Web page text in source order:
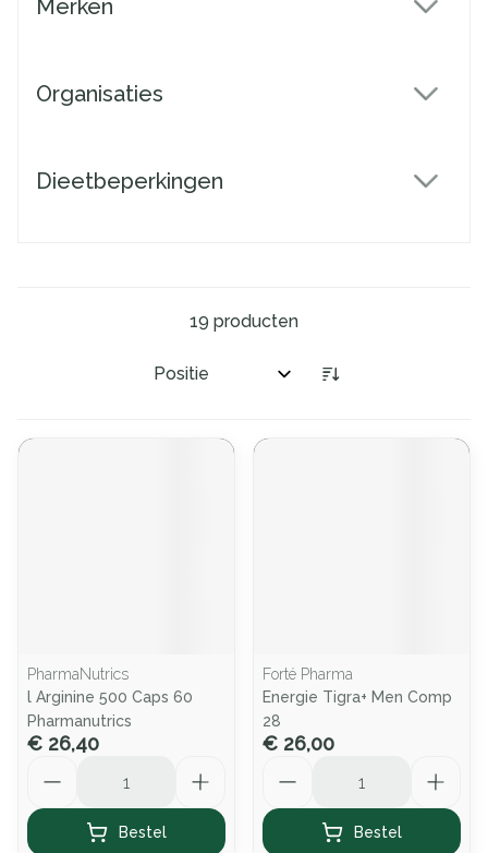
Merken
Organisaties
Dieetbeperkingen
19 producten
Sorteer op:
PharmaNutrics
l Arginine 500 Caps 60
Pharmanutrics
€ 26,40
Bestel
Forté Pharma
Energie Tigra+ Men Comp
28
€ 26,00
Bestel